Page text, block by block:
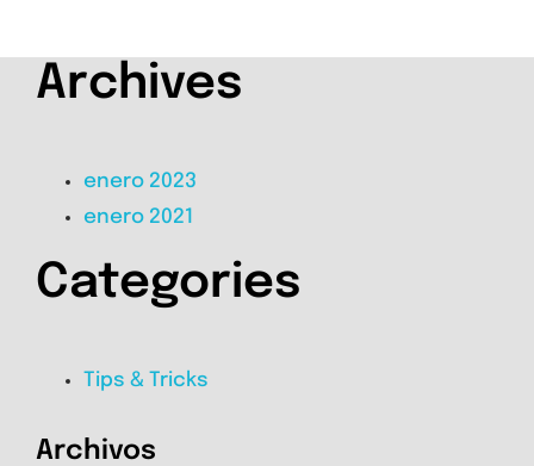
Archives
enero 2023
enero 2021
Categories
Tips & Tricks
Archivos